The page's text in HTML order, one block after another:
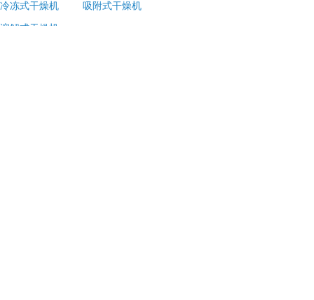
冷冻式干燥机 吸附式干燥机
溶解式干燥机